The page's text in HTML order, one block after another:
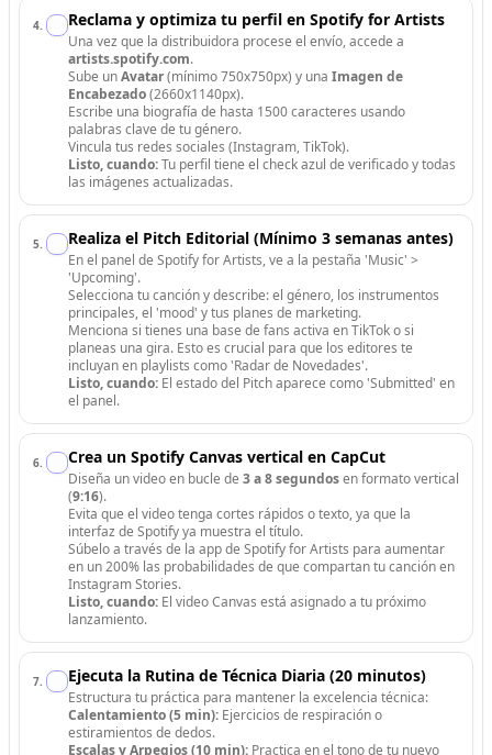
4. Reclama y optimiza tu perfil en Spotify for Artists
Una vez que la distribuidora procese el envío, accede a
artists.spotify.com.
Sube unAvatar(mínimo 750x750px) y una Imagen de
Encabezado(2660x1140px).
Escribe una biografía de hasta 1500 caracteres usando
palabras clave de tu género.
Vincula tus redes sociales (Instagram, TikTok).
Listo, cuando:Tu perfil tiene el check azul de verificado y todas
las imágenes actualizadas.
5. Realiza el Pitch Editorial (Mínimo 3 semanas antes)
En el panel de Spotify for Artists, ve a la pestaña 'Music' >
'Upcoming'.
Selecciona tu canción y describe: el género, los instrumentos
principales, el 'mood' y tus planes de marketing.
Menciona si tienes una base de fans activa en TikTok o si
planeas una gira. Esto es crucial para que los editores te
incluyan en playlists como 'Radar de Novedades'.
Listo, cuando: El estado del Pitch aparece como 'Submitted' en
el panel.
6. Crea un Spotify Canvas vertical en CapCut
Diseña un video en bucle de 3 a 8 segundosen formato vertical
(9:16).
Evita que el video tenga cortes rápidos o texto, ya que la
interfaz de Spotify ya muestra el título.
Súbelo a través de la app de Spotify for Artists para aumentar
en un 200% las probabilidades de que compartan tu canción en
Instagram Stories.
Listo, cuando: El video Canvas está asignado a tu próximo
lanzamiento.
7. Ejecuta la Rutina de Técnica Diaria (20 minutos)
Estructura tu práctica para mantener la excelencia técnica:
Calentamiento (5 min): Ejercicios de respiración o
estiramientos de dedos.
Escalas y Arpegios (10 min): Practica en el tono de tu nuevo